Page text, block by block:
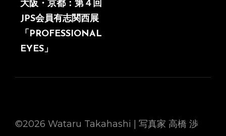
稿
ナ
ー
ン
の
投
稿
大阪・京都：第４回
JPS会員有志関西展
「PROFESSIONAL
EYES」
©2026 Wataru Takahashi | 写真家 高橋 渉